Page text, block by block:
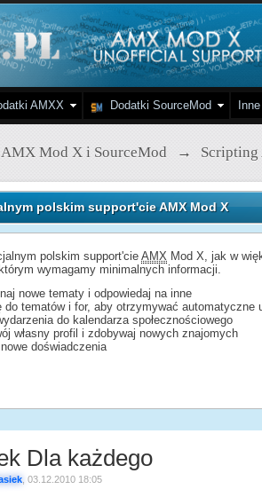
AMXX Dodatki SourceMod Inne
Mod X i SourceMod →
polskim support'cie AMX Mod X
polskim support'cieAMX Mod X, jak w
wymagamy minimalnych informacji.
nowe tematy i odpowiedaj na inne
do tematów i for, aby otrzymywać automatyczne
do kalendarza społecznościowego
własny profil i zdobywaj nowych znajomych
doświadczenia
Dla każdego
,03.12.2010 18:05